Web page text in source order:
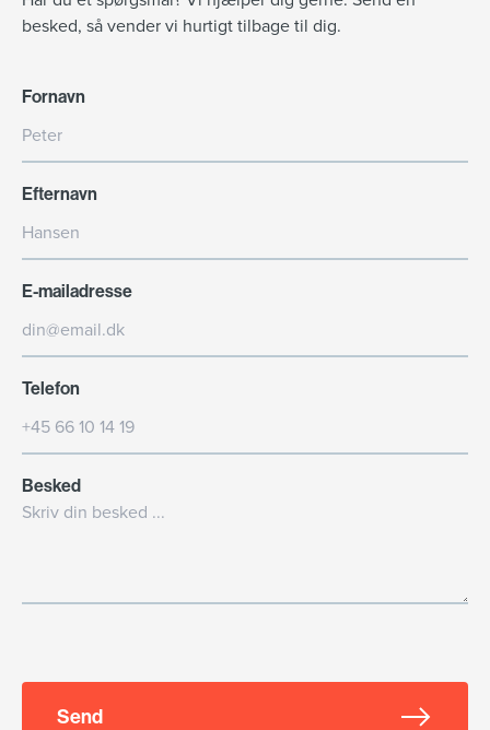
besked, så vender vi hurtigt tilbage til dig.
Fornavn
Efternavn
E-mailadresse
Telefon
Besked
Send